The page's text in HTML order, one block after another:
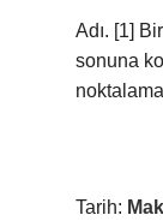
Adı. [1]
sonuna
Tarih: